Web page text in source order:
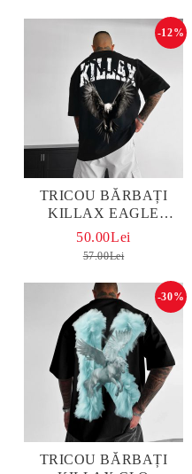
TRICOU BĂRBAȚI
KILLAX EAGLE
OVERSIZED
-12%
50.00Lei
57.00Lei
TRICOU BĂRBAȚI
-30%